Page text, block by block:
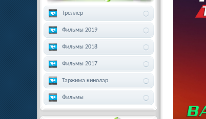
Треллер
Фильмы 2019
Фильмы 2018
Фильмы 2017
Таржима кинолар
Фильмы